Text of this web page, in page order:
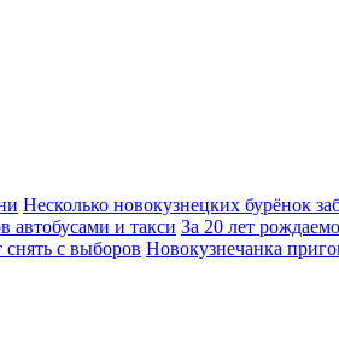
Несколько новокузнецких бурёнок
автобусами и такси За 20 лет
с выборов Новокузнечанка